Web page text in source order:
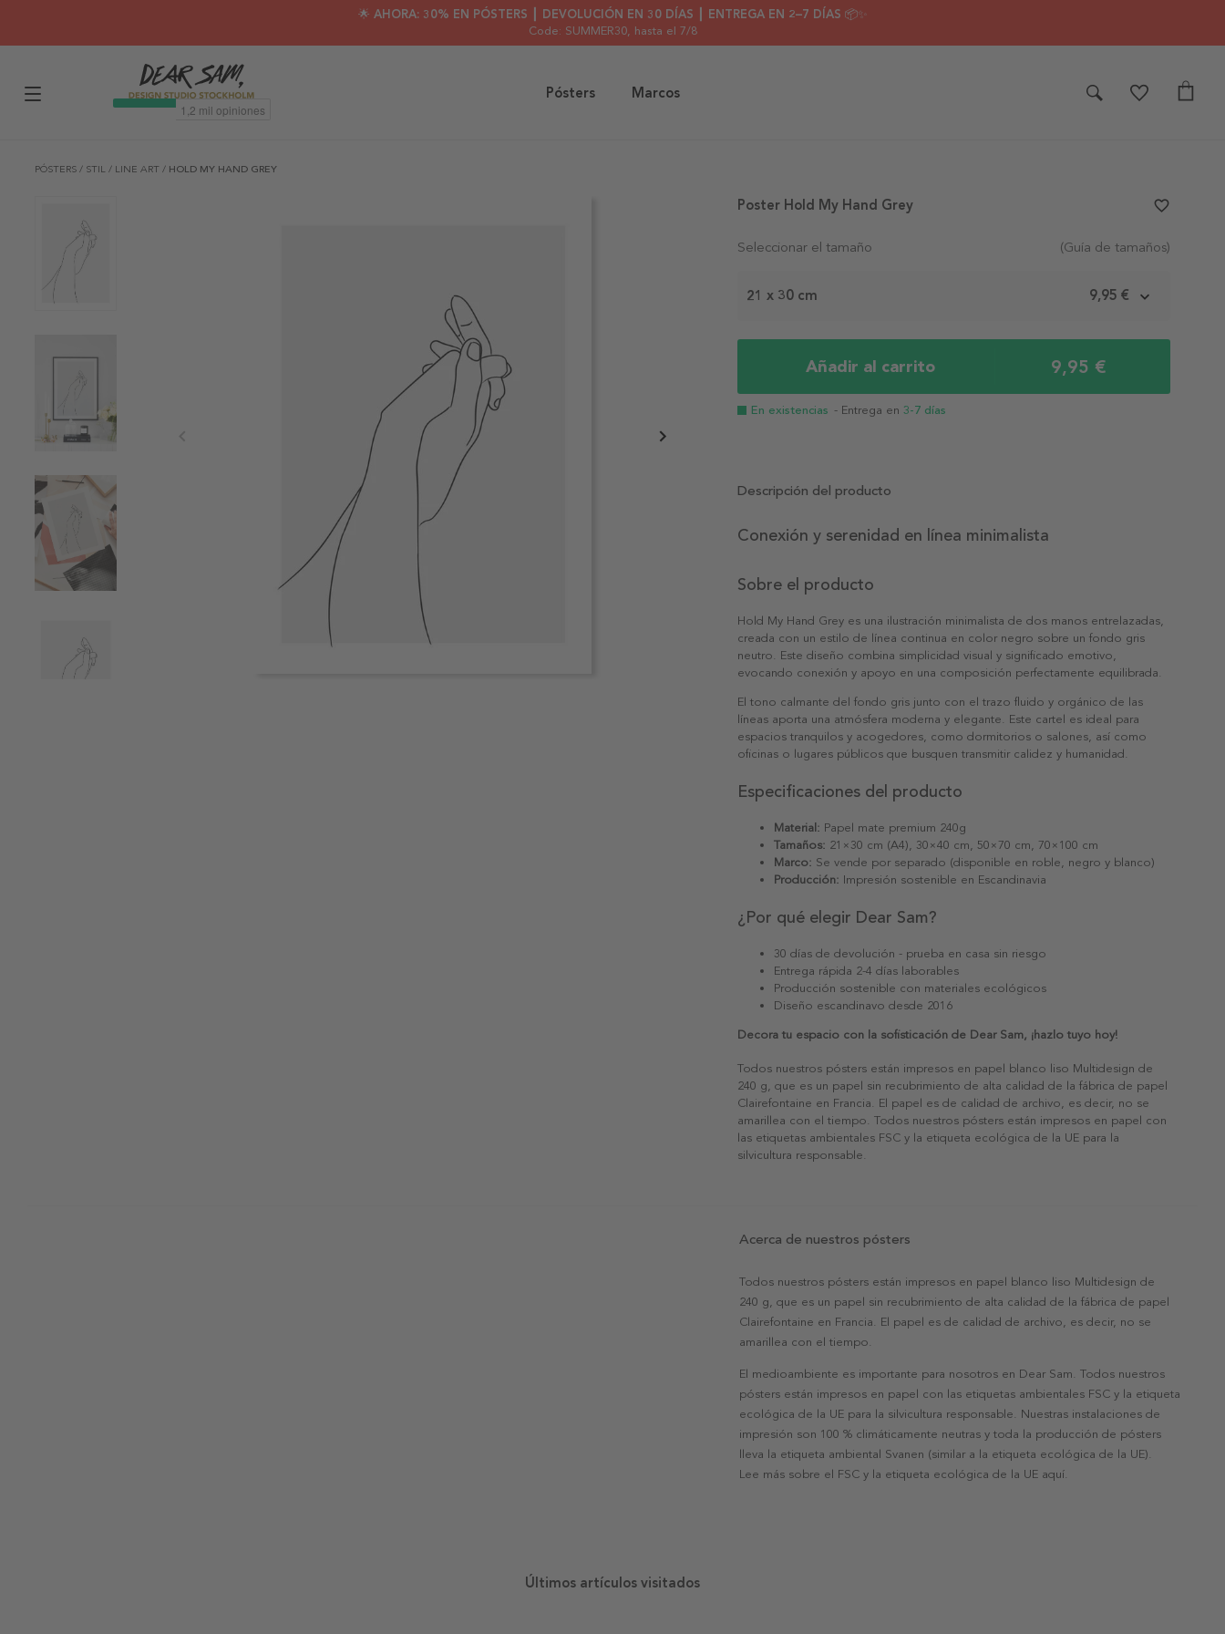
🌟 AHORA: 30% EN PÓSTERS ┃ DEVOLUCIÓN EN 30 DÍAS ┃ ENTREGA EN 2–7 DÍAS 📦✨
Code: SUMMER30, hasta el 7/8
Pósters Marcos
PÓSTERS / STIL / LINE ART / HOLD MY HAND GREY
Seleccionar el tamaño (Guía de tamaños)
21 x 30 cm 9,95 €
Añadir al carrito 9,95 €
En existencias - Entrega en 3-7 días
Poster Hold My Hand Grey favorite_border
Descripción del producto
Conexión y serenidad en línea minimalista
Sobre el producto
Hold My Hand Grey es una ilustración minimalista de dos manos entrelazadas,
creada con un estilo de línea continua en color negro sobre un fondo gris
neutro. Este diseño combina simplicidad visual y significado emotivo,
evocando conexión y apoyo en una composición perfectamente equilibrada.
El tono calmante del fondo gris junto con el trazo fluido y orgánico de las
líneas aporta una atmósfera moderna y elegante. Este cartel es ideal para
espacios tranquilos y acogedores, como dormitorios o salones, así como
oficinas o lugares públicos que busquen transmitir calidez y humanidad.
Especificaciones del producto
Material: Papel mate premium 240g
Tamaños: 21×30 cm (A4), 30×40 cm, 50×70 cm, 70×100 cm
Marco: Se vende por separado (disponible en roble, negro y blanco)
Producción: Impresión sostenible en Escandinavia
¿Por qué elegir Dear Sam?
30 días de devolución - prueba en casa sin riesgo
Entrega rápida 2-4 días laborables
Producción sostenible con materiales ecológicos
Diseño escandinavo desde 2016
Decora tu espacio con la sofisticación de Dear Sam, ¡hazlo tuyo hoy!
Todos nuestros pósters están impresos en papel blanco liso Multidesign de
240 g, que es un papel sin recubrimiento de alta calidad de la fábrica de papel
Clairefontaine en Francia. El papel es de calidad de archivo, es decir, no se
amarillea con el tiempo. Todos nuestros pósters están impresos en papel con
las etiquetas ambientales FSC y la etiqueta ecológica de la UE para la
silvicultura responsable.
Acerca de nuestros pósters
Todos nuestros pósters están impresos en papel blanco liso Multidesign de
240 g, que es un papel sin recubrimiento de alta calidad de la fábrica de papel
Clairefontaine en Francia. El papel es de calidad de archivo, es decir, no se
amarillea con el tiempo.
El medioambiente es importante para nosotros en Dear Sam. Todos nuestros
pósters están impresos en papel con las etiquetas ambientales FSC y la etiqueta
ecológica de la UE para la silvicultura responsable. Nuestras instalaciones de
impresión son 100 % climáticamente neutras y toda la producción de pósters
lleva la etiqueta ambiental Svanen (similar a la etiqueta ecológica de la UE).
Lee más sobre el FSC y la etiqueta ecológica de la UE aquí.
Últimos artículos visitados